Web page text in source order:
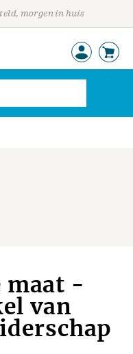
morgen in huis
maat -
van